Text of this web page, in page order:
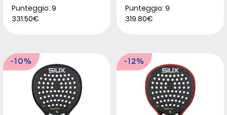
Punteggio: 9
331.50€
2026
Punteggio: 9
319.80€
-10% -12%